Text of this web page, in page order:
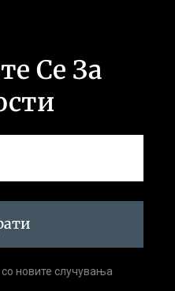
Се За
новите случувања